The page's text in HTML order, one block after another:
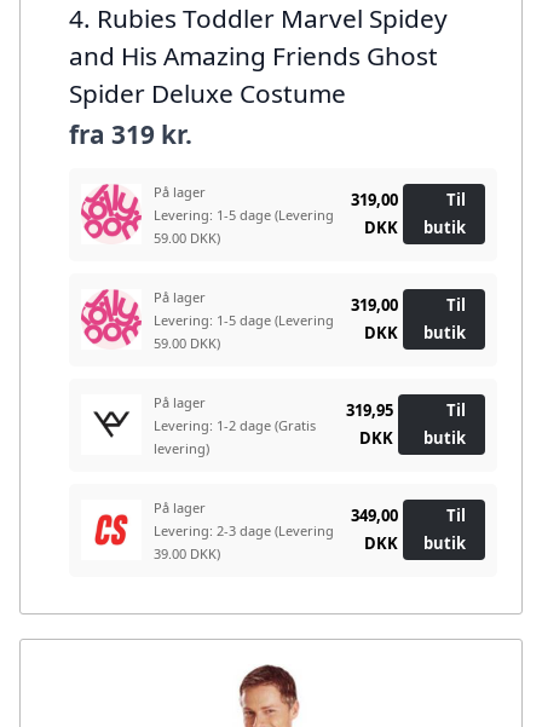
4. Rubies Toddler Marvel Spidey
and His Amazing Friends Ghost
Spider Deluxe Costume
fra 319 kr.
På lager
Levering: 1-5 dage (Levering
59.00 DKK)
319,00
DKK
Til
butik
På lager
Levering: 1-5 dage (Levering
59.00 DKK)
319,00
DKK
Til
butik
På lager
Levering: 1-2 dage (Gratis
levering)
319,95
DKK
Til
butik
På lager
Levering: 2-3 dage (Levering
39.00 DKK)
349,00
DKK
Til
butik